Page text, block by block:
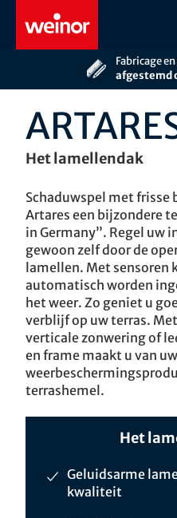
Skip to main content
afgestemd
uw
Het lamellendak
Schaduwspel met
Artares een bijzondere
in Germany”. Regel
gewoon zelf door de
lamellen. Met sensoren
automatisch worden
het weer. Zo geniet u
verblijf op uw terras.
verticale zonwering of
en frame maakt u van uw
terrashemel.
Het
Geluidsarme
kwaliteit